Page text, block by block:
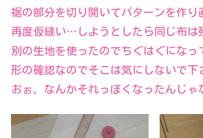
裾の部分を切り開いてパターンを作り
再度仮縫い…しようとしたら同じ布は
別の生地を使ったのでちぐはぐになっ
形の確認なのでそこは気にしないで下
おぉ、なんかそれっぽくなったんじゃ